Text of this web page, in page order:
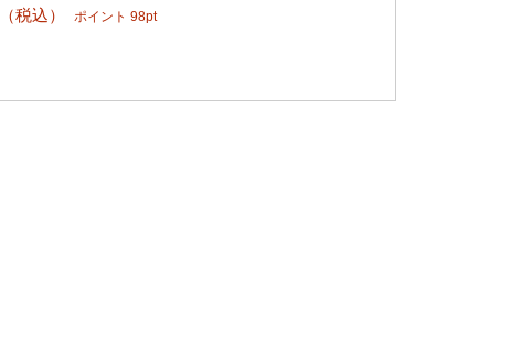
（税込） ポイント 98pt